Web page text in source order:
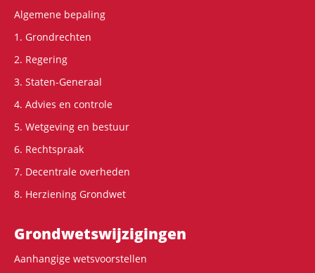
Algemene bepaling
1. Grondrechten
2. Regering
3. Staten-Generaal
4. Advies en controle
5. Wetgeving en bestuur
6. Rechtspraak
7. Decentrale overheden
8. Herziening Grondwet
Grondwets­wijzigingen
Aanhangige wetsvoorstellen